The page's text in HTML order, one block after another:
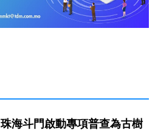
珠海斗門啟動專項普查為古樹